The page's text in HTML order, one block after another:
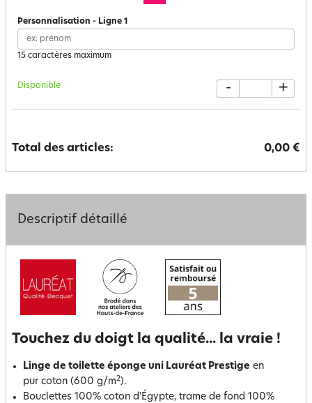
Personnalisation - Ligne 1
15 caractères maximum
Disponible - +
Total des articles: 0,00 €
Descriptif détaillé
Touchez du doigt la qualité... la vraie !
Linge de toilette éponge uni Lauréat Prestige en
pur coton (600 g/m2).
Bouclettes 100% coton d'Égypte, trame de fond 100%